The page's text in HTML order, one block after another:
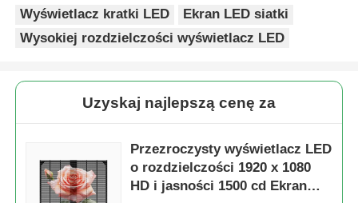
Wyświetlacz kratki LED
Ekran LED siatki
Wysokiej rozdzielczości wyświetlacz LED
Uzyskaj najlepszą cenę za
Przezroczysty wyświetlacz LED
o rozdzielczości 1920 x 1080
HD i jasności 1500 cd Ekran